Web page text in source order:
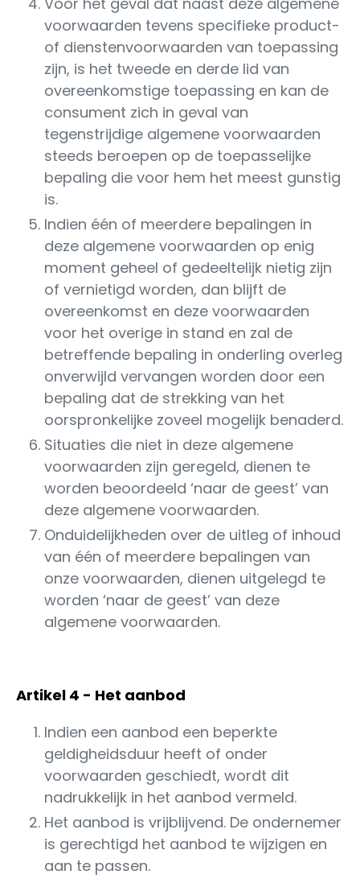
voorwaarden tevens specifieke product-
of dienstenvoorwaarden van toepassing
zijn, is het tweede en derde lid van
overeenkomstige toepassing en kan de
consument zich in geval van
tegenstrijdige algemene voorwaarden
steeds beroepen op de toepasselijke
bepaling die voor hem het meest gunstig
is.
Indien één of meerdere bepalingen in
deze algemene voorwaarden op enig
moment geheel of gedeeltelijk nietig zijn
of vernietigd worden, dan blijft de
overeenkomst en deze voorwaarden
voor het overige in stand en zal de
betreffende bepaling in onderling overleg
onverwijld vervangen worden door een
bepaling dat de strekking van het
oorspronkelijke zoveel mogelijk benaderd.
Situaties die niet in deze algemene
voorwaarden zijn geregeld, dienen te
worden beoordeeld ‘naar de geest’ van
deze algemene voorwaarden.
Onduidelijkheden over de uitleg of inhoud
van één of meerdere bepalingen van
onze voorwaarden, dienen uitgelegd te
worden ‘naar de geest’ van deze
algemene voorwaarden.
Artikel 4 - Het aanbod
Indien een aanbod een beperkte
geldigheidsduur heeft of onder
voorwaarden geschiedt, wordt dit
nadrukkelijk in het aanbod vermeld.
Het aanbod is vrijblijvend. De ondernemer
is gerechtigd het aanbod te wijzigen en
aan te passen.